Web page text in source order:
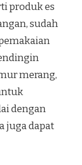
produk es
sudah
merang,
dengan
juga dapat